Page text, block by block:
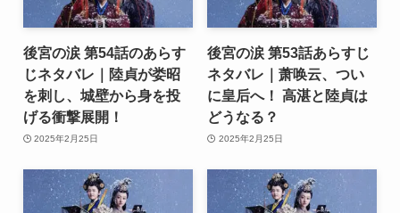
後宮の涙 第54話のあらす
じネタバレ｜陸貞が娄昭
を刺し、城壁から身を投
げる衝撃展開！
2025年2月25日
後宮の涙 第53話あらすじ
ネタバレ｜萧唤云、つい
に皇后へ！ 高湛と陸貞は
どうなる？
2025年2月25日